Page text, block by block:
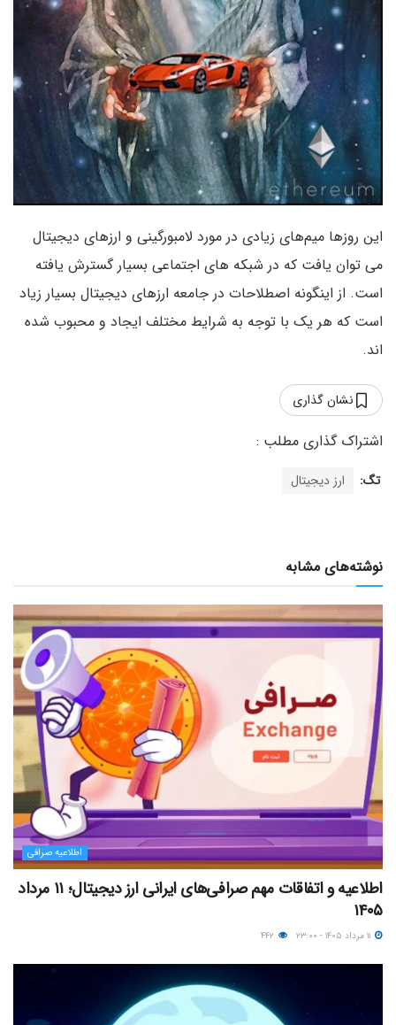
این روزها میم‌های زیادی در مورد لامبورگینی و ارزهای دیجیتال
می توان یافت که در شبکه های اجتماعی بسیار گسترش یافته
است. از اینگونه اصطلاحات در جامعه ارزهای دیجیتال بسیار زیاد
است که هر یک با توجه به شرایط مختلف ایجاد و محبوب شده
اند.
نشان گذاری
تگ: ارز دیجیتال
نوشته‌های مشابه
اطلاعیه صرافی
اطلاعیه و اتفاقات مهم صرافی‌های ایرانی ارز دیجیتال؛ ۱۱ مرداد
۱۴۰۵